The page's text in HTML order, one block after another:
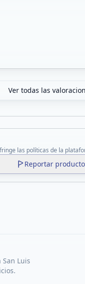
Ver todas las
las políticas de la
Reportar producto
Luis